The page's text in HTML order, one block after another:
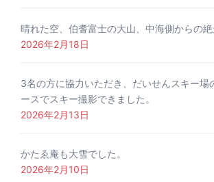
晴れた空、伯耆富士の大山、中海側からの
2026年2月18日
3名の方に協力いただき、だいせんスキー場
ースでスキー撮影できました。
2026年2月13日
かたゑ庵も大雪でした。
2026年2月10日